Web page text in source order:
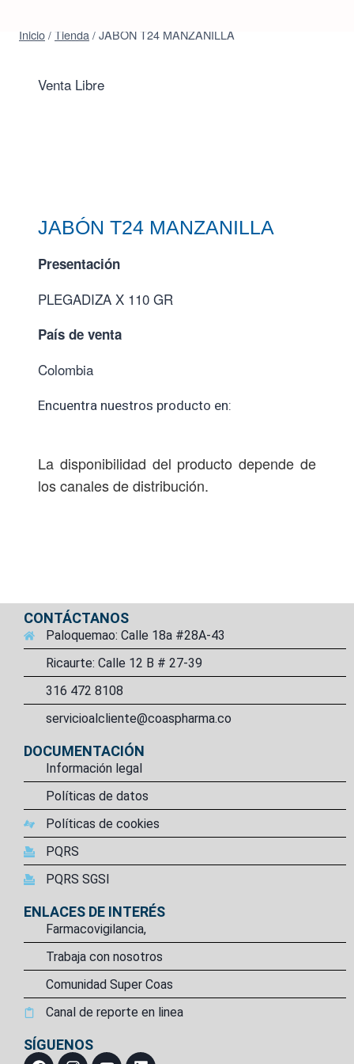
Inicio/Tienda /JABÓN T24 MANZANILLA
Venta Libre
JABÓN T24 MANZANILLA
Presentación
PLEGADIZA X 110 GR
País de venta
Colombia
Encuentra nuestros producto en:
La disponibilidad del producto depende de
los canales de distribución.
CONTÁCTANOS
Paloquemao: Calle 18a #28A-43
Ricaurte: Calle 12 B # 27-39
316 472 8108
servicioalcliente@coaspharma.co
DOCUMENTACIÓN
Información legal
Políticas de datos
Políticas de cookies
PQRS
PQRS SGSI
ENLACES DE INTERÉS
Farmacovigilancia,
Trabaja con nosotros
Comunidad Super Coas
Canal de reporte en linea
SÍGUENOS